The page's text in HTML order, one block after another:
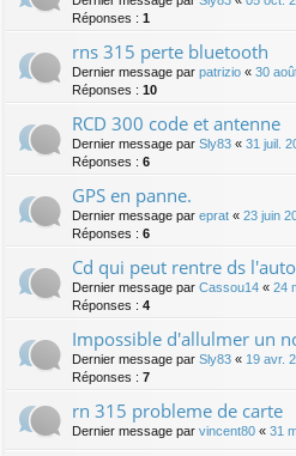
Réponses : 1
rns 315 perte bluetooth
Dernier message par patrizio « 30
Réponses : 10
RCD 300 code et antenne
Dernier message par Sly83 « 31 juil.
Réponses : 6
GPS en panne.
Dernier message par eprat « 23 juin
Réponses : 6
Cd qui peut rentre ds
Dernier message par Cassou14 « 24
Réponses : 4
Impossible d'allulmer un
Dernier message par Sly83 « 19 avr.
Réponses : 7
rn 315 probleme de carte
Dernier message par vincent80 « 31